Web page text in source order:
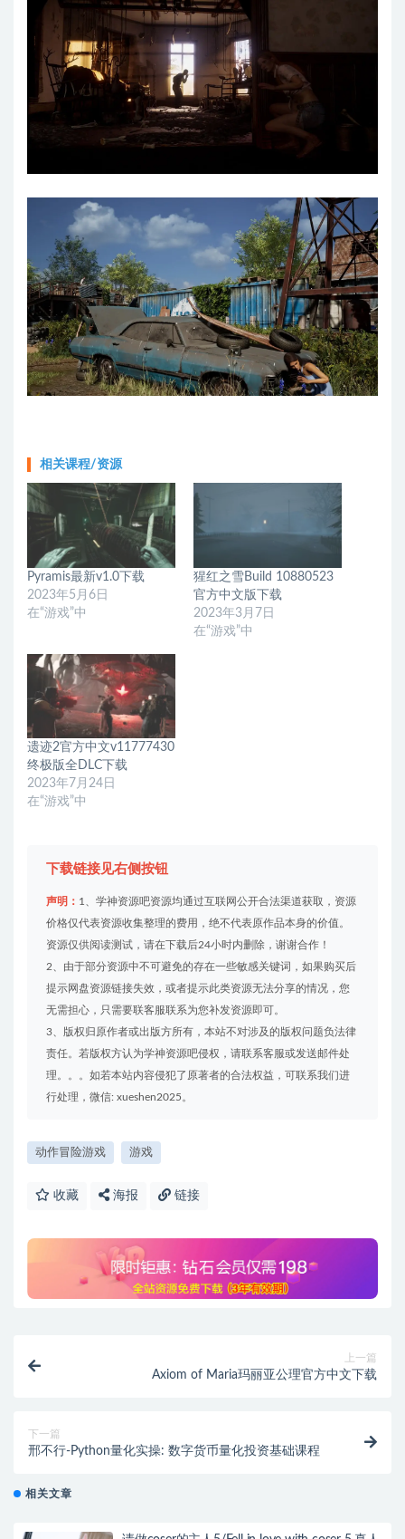
相关课程/资源
Pyramis最新v1.0下载
2023年5月6日
在“游戏”中
猩红之雪Build 10880523
官方中文版下载
2023年3月7日
在“游戏”中
遗迹2官方中文v11777430
终极版全DLC下载
2023年7月24日
在“游戏”中
下载链接见右侧按钮
声明： 1、学神资源吧资源均通过互联网公开合法渠道获取，资源
价格仅代表资源收集整理的费用，绝不代表原作品本身的价值。
资源仅供阅读测试，请在下载后24小时内删除，谢谢合作！
2、由于部分资源中不可避免的存在一些敏感关键词，如果购买后
提示网盘资源链接失效，或者提示此类资源无法分享的情况，您
无需担心，只需要联客服联系为您补发资源即可。
3、版权归原作者或出版方所有，本站不对涉及的版权问题负法律
责任。若版权方认为学神资源吧侵权，请联系客服或发送邮件处
理。。。如若本站内容侵犯了原著者的合法权益，可联系我们进
行处理，微信: xueshen2025。
动作冒险游戏 游戏
收藏 海报 链接
上一篇
Axiom of Maria玛丽亚公理官方中文下载
下一篇
邢不行-Python量化实操: 数字货币量化投资基础课程
相关文章